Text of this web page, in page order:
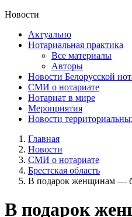
Новости
Актуально
Нотариальная практика
Все материалы
Авторы
Новости Белорусской
СМИ о нотариате
Нотариат в мире
Мероприятия
Новости
Главная
Новости
СМИ о нотариате
Брестская область
В подарок женщинам —
В подарок